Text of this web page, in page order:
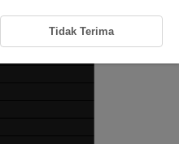
Tidak Terima